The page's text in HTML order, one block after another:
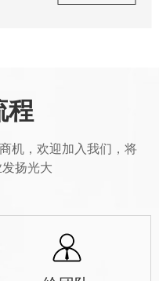
程
机，欢迎加入我们，将
扬光大